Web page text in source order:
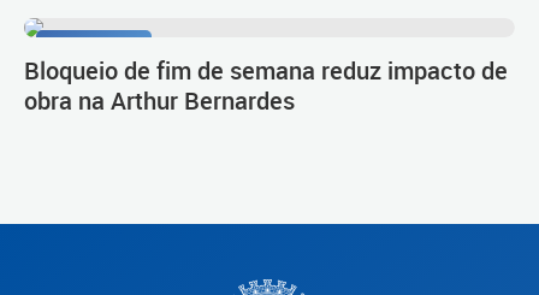
Bloqueio de fim de semana reduz impacto de
obra na Arthur Bernardes